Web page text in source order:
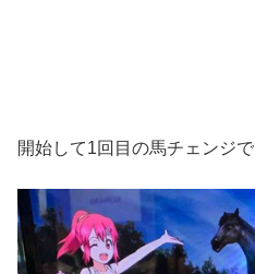
開始して1回目の馬チェンジで